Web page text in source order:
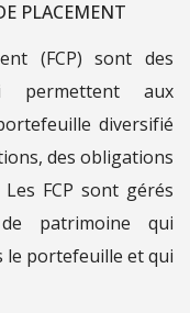
PLACEMENT
(FCP) sont des
permettent aux
diversifié
des obligations
FCP sont gérés
patrimoine qui
le portefeuille et qui